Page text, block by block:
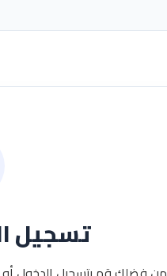
تسجيل